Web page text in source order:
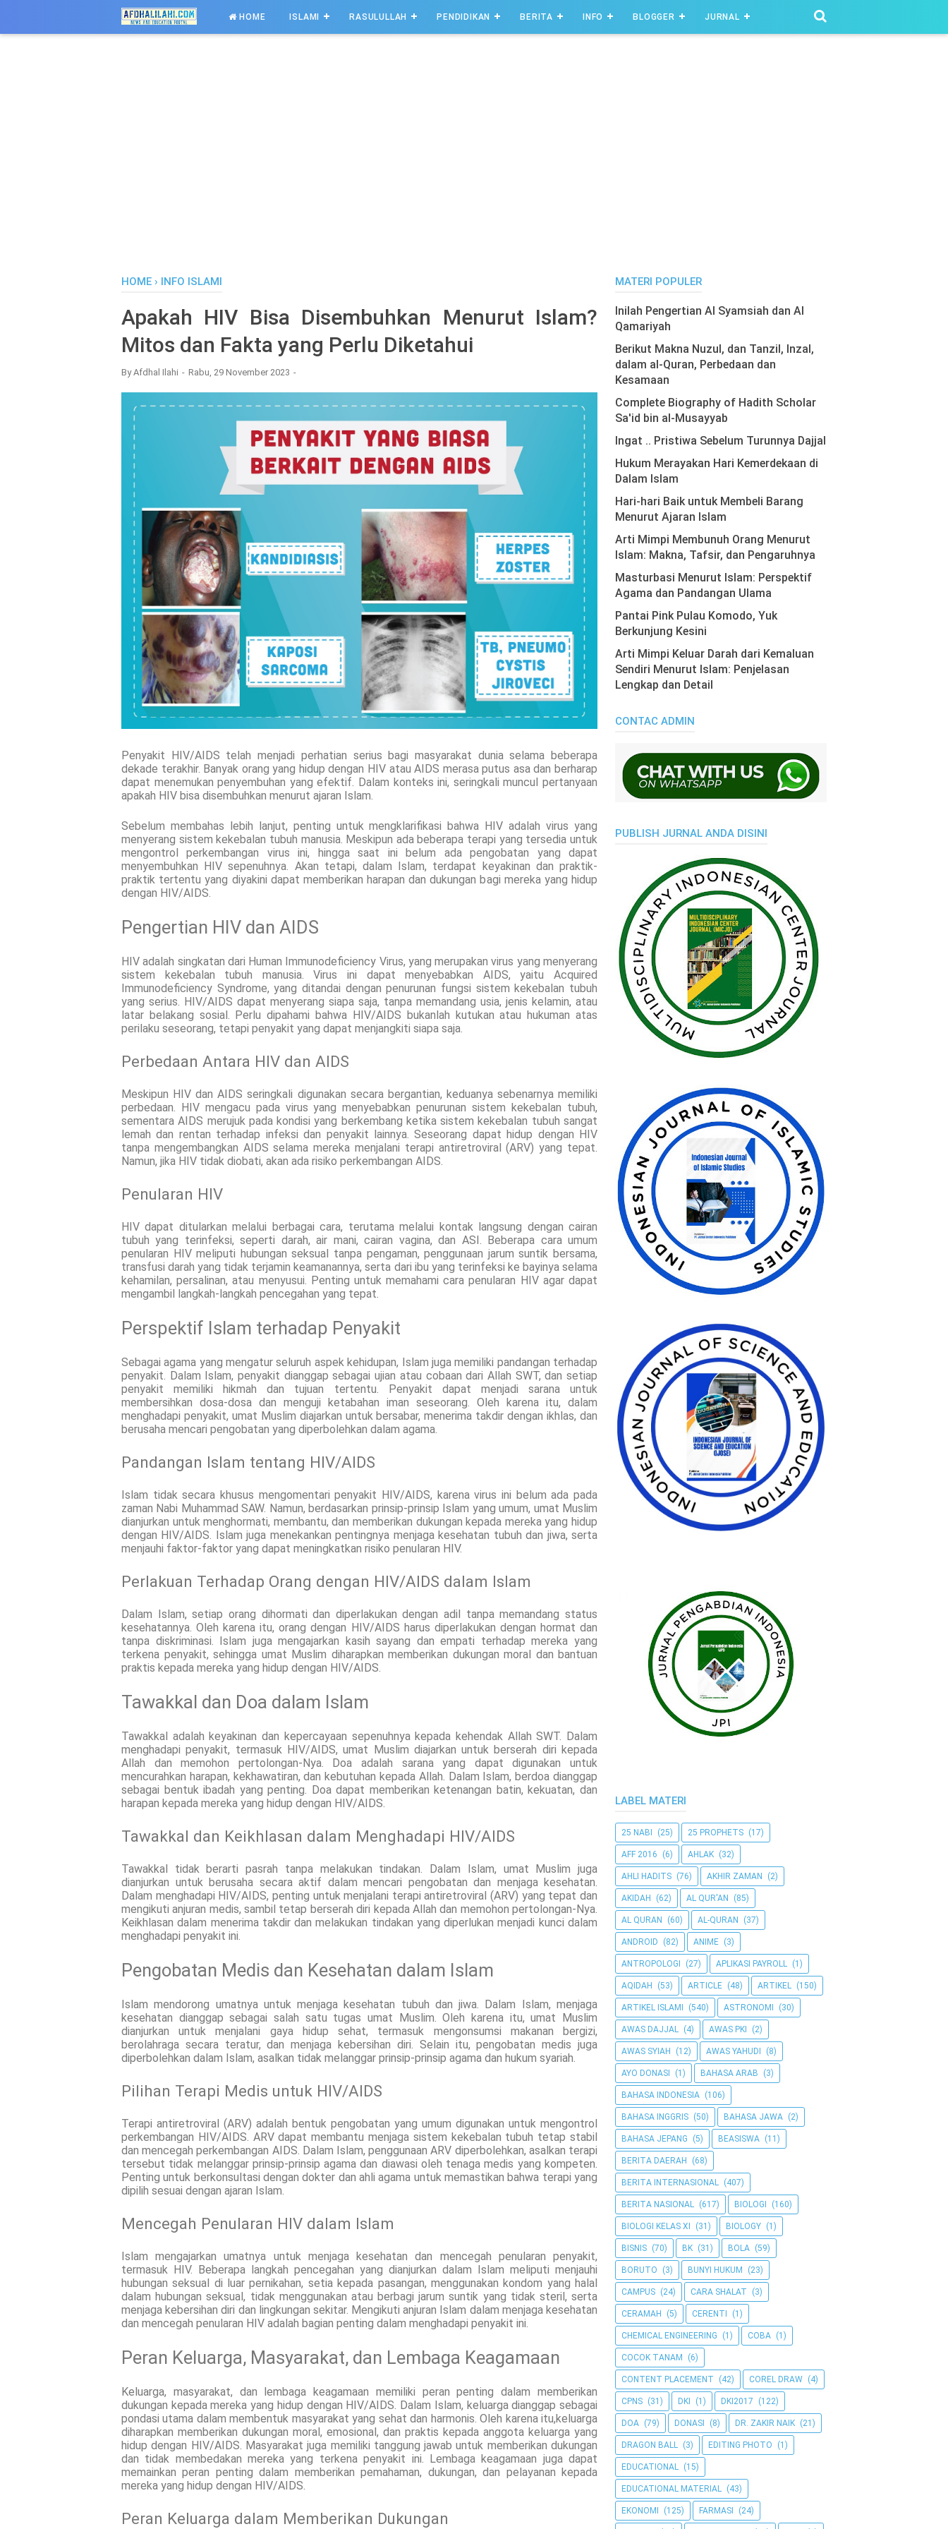
HOME ISLAMI RASULULLAH PENDIDIKAN BERITA INFO BLOGGER JURNAL
HOME › INFO ISLAMI
Apakah HIV Bisa Disembuhkan Menurut Islam?
Mitos dan Fakta yang Perlu Diketahui
ByAfdhal Ilahi Rabu, 29 November 2023
Penyakit HIV/AIDS telah menjadi perhatian serius bagi masyarakat dunia selama beberapa
dekade terakhir. Banyak orang yang hidup dengan HIV atau AIDS merasa putus asa dan berharap
dapat menemukan penyembuhan yang efektif. Dalam konteks ini, seringkali muncul pertanyaan
apakah HIV bisa disembuhkan menurut ajaran Islam.
Sebelum membahas lebih lanjut, penting untuk mengklarifikasi bahwa HIV adalah virus yang
menyerang sistem kekebalan tubuh manusia. Meskipun ada beberapa terapi yang tersedia untuk
mengontrol perkembangan virus ini, hingga saat ini belum ada pengobatan yang dapat
menyembuhkan HIV sepenuhnya. Akan tetapi, dalam Islam, terdapat keyakinan dan praktik-
praktik tertentu yang diyakini dapat memberikan harapan dan dukungan bagi mereka yang hidup
dengan HIV/AIDS.
Pengertian HIV dan AIDS
HIV adalah singkatan dari Human Immunodeficiency Virus, yang merupakan virus yang menyerang
sistem kekebalan tubuh manusia. Virus ini dapat menyebabkan AIDS, yaitu Acquired
Immunodeficiency Syndrome, yang ditandai dengan penurunan fungsi sistem kekebalan tubuh
yang serius. HIV/AIDS dapat menyerang siapa saja, tanpa memandang usia, jenis kelamin, atau
latar belakang sosial. Perlu dipahami bahwa HIV/AIDS bukanlah kutukan atau hukuman atas
perilaku seseorang, tetapi penyakit yang dapat menjangkiti siapa saja.
Perbedaan Antara HIV dan AIDS
Meskipun HIV dan AIDS seringkali digunakan secara bergantian, keduanya sebenarnya memiliki
perbedaan. HIV mengacu pada virus yang menyebabkan penurunan sistem kekebalan tubuh,
sementara AIDS merujuk pada kondisi yang berkembang ketika sistem kekebalan tubuh sangat
lemah dan rentan terhadap infeksi dan penyakit lainnya. Seseorang dapat hidup dengan HIV
tanpa mengembangkan AIDS selama mereka menjalani terapi antiretroviral (ARV) yang tepat.
Namun, jika HIV tidak diobati, akan ada risiko perkembangan AIDS.
Penularan HIV
HIV dapat ditularkan melalui berbagai cara, terutama melalui kontak langsung dengan cairan
tubuh yang terinfeksi, seperti darah, air mani, cairan vagina, dan ASI. Beberapa cara umum
penularan HIV meliputi hubungan seksual tanpa pengaman, penggunaan jarum suntik bersama,
transfusi darah yang tidak terjamin keamanannya, serta dari ibu yang terinfeksi ke bayinya selama
kehamilan, persalinan, atau menyusui. Penting untuk memahami cara penularan HIV agar dapat
mengambil langkah-langkah pencegahan yang tepat.
Perspektif Islam terhadap Penyakit
Sebagai agama yang mengatur seluruh aspek kehidupan, Islam juga memiliki pandangan terhadap
penyakit. Dalam Islam, penyakit dianggap sebagai ujian atau cobaan dari Allah SWT, dan setiap
penyakit memiliki hikmah dan tujuan tertentu. Penyakit dapat menjadi sarana untuk
membersihkan dosa-dosa dan menguji ketabahan iman seseorang. Oleh karena itu, dalam
menghadapi penyakit, umat Muslim diajarkan untuk bersabar, menerima takdir dengan ikhlas, dan
berusaha mencari pengobatan yang diperbolehkan dalam agama.
Pandangan Islam tentang HIV/AIDS
Islam tidak secara khusus mengomentari penyakit HIV/AIDS, karena virus ini belum ada pada
zaman Nabi Muhammad SAW. Namun, berdasarkan prinsip-prinsip Islam yang umum, umat Muslim
dianjurkan untuk menghormati, membantu, dan memberikan dukungan kepada mereka yang hidup
dengan HIV/AIDS. Islam juga menekankan pentingnya menjaga kesehatan tubuh dan jiwa, serta
menjauhi faktor-faktor yang dapat meningkatkan risiko penularan HIV.
Perlakuan Terhadap Orang dengan HIV/AIDS dalam Islam
Dalam Islam, setiap orang dihormati dan diperlakukan dengan adil tanpa memandang status
kesehatannya. Oleh karena itu, orang dengan HIV/AIDS harus diperlakukan dengan hormat dan
tanpa diskriminasi. Islam juga mengajarkan kasih sayang dan empati terhadap mereka yang
terkena penyakit, sehingga umat Muslim diharapkan memberikan dukungan moral dan bantuan
praktis kepada mereka yang hidup dengan HIV/AIDS.
Tawakkal dan Doa dalam Islam
Tawakkal adalah keyakinan dan kepercayaan sepenuhnya kepada kehendak Allah SWT. Dalam
menghadapi penyakit, termasuk HIV/AIDS, umat Muslim diajarkan untuk berserah diri kepada
Allah dan memohon pertolongan-Nya. Doa adalah sarana yang dapat digunakan untuk
mencurahkan harapan, kekhawatiran, dan kebutuhan kepada Allah. Dalam Islam, berdoa dianggap
sebagai bentuk ibadah yang penting. Doa dapat memberikan ketenangan batin, kekuatan, dan
harapan kepada mereka yang hidup dengan HIV/AIDS.
Tawakkal dan Keikhlasan dalam Menghadapi HIV/AIDS
Tawakkal tidak berarti pasrah tanpa melakukan tindakan. Dalam Islam, umat Muslim juga
dianjurkan untuk berusaha secara aktif dalam mencari pengobatan dan menjaga kesehatan.
Dalam menghadapi HIV/AIDS, penting untuk menjalani terapi antiretroviral (ARV) yang tepat dan
mengikuti anjuran medis, sambil tetap berserah diri kepada Allah dan memohon pertolongan-Nya.
Keikhlasan dalam menerima takdir dan melakukan tindakan yang diperlukan menjadi kunci dalam
menghadapi penyakit ini.
Pengobatan Medis dan Kesehatan dalam Islam
Islam mendorong umatnya untuk menjaga kesehatan tubuh dan jiwa. Dalam Islam, menjaga
kesehatan dianggap sebagai salah satu tugas umat Muslim. Oleh karena itu, umat Muslim
dianjurkan untuk menjalani gaya hidup sehat, termasuk mengonsumsi makanan bergizi,
berolahraga secara teratur, dan menjaga kebersihan diri. Selain itu, pengobatan medis juga
diperbolehkan dalam Islam, asalkan tidak melanggar prinsip-prinsip agama dan hukum syariah.
Pilihan Terapi Medis untuk HIV/AIDS
Terapi antiretroviral (ARV) adalah bentuk pengobatan yang umum digunakan untuk mengontrol
perkembangan HIV/AIDS. ARV dapat membantu menjaga sistem kekebalan tubuh tetap stabil
dan mencegah perkembangan AIDS. Dalam Islam, penggunaan ARV diperbolehkan, asalkan terapi
tersebut tidak melanggar prinsip-prinsip agama dan diawasi oleh tenaga medis yang kompeten.
Penting untuk berkonsultasi dengan dokter dan ahli agama untuk memastikan bahwa terapi yang
dipilih sesuai dengan ajaran Islam.
Mencegah Penularan HIV dalam Islam
Islam mengajarkan umatnya untuk menjaga kesehatan dan mencegah penularan penyakit,
termasuk HIV. Beberapa langkah pencegahan yang dianjurkan dalam Islam meliputi menjauhi
hubungan seksual di luar pernikahan, setia kepada pasangan, menggunakan kondom yang halal
dalam hubungan seksual, tidak menggunakan atau berbagi jarum suntik yang tidak steril, serta
menjaga kebersihan diri dan lingkungan sekitar. Mengikuti anjuran Islam dalam menjaga kesehatan
dan mencegah penularan HIV adalah bagian penting dalam menghadapi penyakit ini.
Peran Keluarga, Masyarakat, dan Lembaga Keagamaan
Keluarga, masyarakat, dan lembaga keagamaan memiliki peran penting dalam memberikan
dukungan kepada mereka yang hidup dengan HIV/AIDS. Dalam Islam, keluarga dianggap sebagai
pondasi utama dalam membentuk masyarakat yang sehat dan harmonis. Oleh karena itu,keluarga
diharapkan memberikan dukungan moral, emosional, dan praktis kepada anggota keluarga yang
hidup dengan HIV/AIDS. Masyarakat juga memiliki tanggung jawab untuk memberikan dukungan
dan tidak membedakan mereka yang terkena penyakit ini. Lembaga keagamaan juga dapat
memainkan peran penting dalam memberikan pemahaman, dukungan, dan pelayanan kepada
mereka yang hidup dengan HIV/AIDS.
Peran Keluarga dalam Memberikan Dukungan
MATERI POPULER
Inilah Pengertian Al Syamsiah dan Al
Qamariyah
Berikut Makna Nuzul, dan Tanzil, Inzal,
dalam al-Quran, Perbedaan dan
Kesamaan
Complete Biography of Hadith Scholar
Sa'id bin al-Musayyab
Ingat .. Pristiwa Sebelum Turunnya Dajjal
Hukum Merayakan Hari Kemerdekaan di
Dalam Islam
Hari-hari Baik untuk Membeli Barang
Menurut Ajaran Islam
Arti Mimpi Membunuh Orang Menurut
Islam: Makna, Tafsir, dan Pengaruhnya
Masturbasi Menurut Islam: Perspektif
Agama dan Pandangan Ulama
Pantai Pink Pulau Komodo, Yuk
Berkunjung Kesini
Arti Mimpi Keluar Darah dari Kemaluan
Sendiri Menurut Islam: Penjelasan
Lengkap dan Detail
CONTAC ADMIN
PUBLISH JURNAL ANDA DISINI
LABEL MATERI
25 NABI (25) 25 PROPHETS (17)
AFF 2016 (6) AHLAK (32)
AHLI HADITS (76) AKHIR ZAMAN (2)
AKIDAH (62) AL QUR'AN (85)
AL QURAN (60) AL-QURAN (37)
ANDROID (82) ANIME (3)
ANTROPOLOGI (27) APLIKASI PAYROLL (1)
AQIDAH (53) ARTICLE (48) ARTIKEL (150)
ARTIKEL ISLAMI (540) ASTRONOMI (30)
AWAS DAJJAL (4) AWAS PKI (2)
AWAS SYIAH (12) AWAS YAHUDI (8)
AYO DONASI (1) BAHASA ARAB (3)
BAHASA INDONESIA (106)
BAHASA INGGRIS (50) BAHASA JAWA (2)
BAHASA JEPANG (5) BEASISWA (11)
BERITA DAERAH (68)
BERITA INTERNASIONAL (407)
BERITA NASIONAL (617) BIOLOGI (160)
BIOLOGI KELAS XI (31) BIOLOGY (1)
BISNIS (70) BK (31) BOLA (59)
BORUTO (3) BUNYI HUKUM (23)
CAMPUS (24) CARA SHALAT (3)
CERAMAH (5) CERENTI (1)
CHEMICAL ENGINEERING (1) COBA (1)
COCOK TANAM (6)
CONTENT PLACEMENT (42) COREL DRAW (4)
CPNS (31) DKI (1) DKI2017 (122)
DOA (79) DONASI (8) DR. ZAKIR NAIK (21)
DRAGON BALL (3) EDITING PHOTO (1)
EDUCATIONAL (15)
EDUCATIONAL MATERIAL (43)
EKONOMI (125) FARMASI (24)